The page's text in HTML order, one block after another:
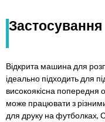
Застосування
Відкрита машина для
ідеально підходить для
високоякісна попередня
може працювати з
для друку на футболках,